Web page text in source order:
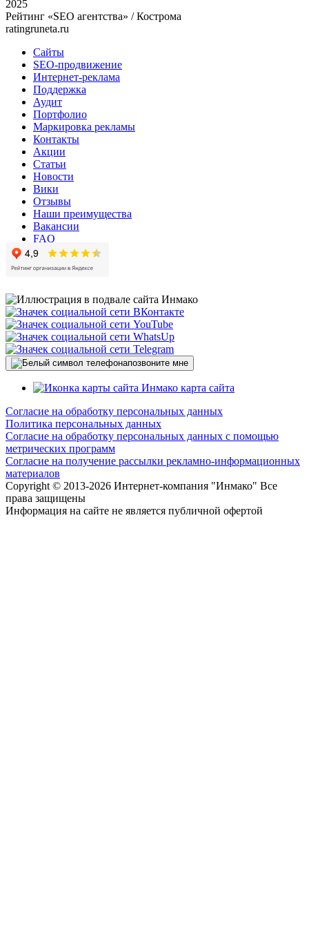
2025
Рейтинг «SEO агентства» / Кострома
ratingruneta.ru
Сайты
SEO-продвижение
Интернет-реклама
Поддержка
Аудит
Портфолио
Маркировка рекламы
Контакты
Акции
Статьи
Новости
Вики
Отзывы
Наши преимущества
Вакансии
FAQ
позвоните мне
карта сайта
Согласие на обработку персональных данных
Политика персональных данных
Согласие на обработку персональных данных с помощью
метрических программ
Согласие на получение рассылки рекламно-информационных
материалов
Copyright © 2013-2026 Интернет-компания "Инмако" Все
права защищены
Информация на сайте не является публичной офертой